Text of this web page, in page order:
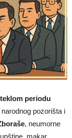
periodu
pozorišta i
, neumorne